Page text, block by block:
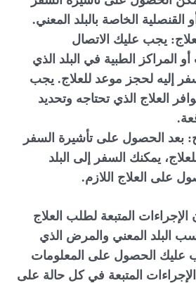
الخاصة بالبلد المعني.
يجب عليك الاتصال
المراكز الطبية في البلد الذي
إليه لحجز موعد للعلاج. يجب
العلاج الذي تحتاجه وتحديد
بعد الحصول على تأشيرة السفر
يمكنك السفر إلى البلد
على العلاج اللازم.
المتبعة لطلب العلاج
البلد المعني والمرض الذي
عليك الحصول على المعلومات
المتبعة في كل حالة على